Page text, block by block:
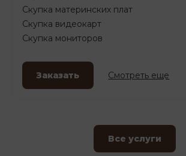
Скупка материнских плат
Скупка видеокарт
Скупка мониторов
Заказать Смотреть еще
Все услуги